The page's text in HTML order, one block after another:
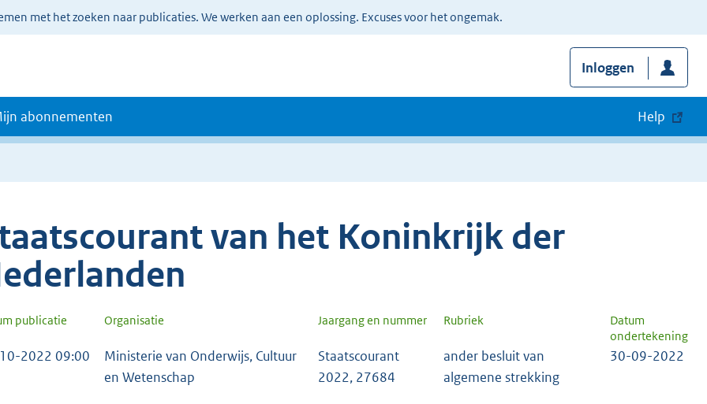
met het zoeken naar publicaties. We werken aan een oplossing. Excuses voor het ongemak.
Inloggen
abonnementen Help
van het Koninkrijk der
publicatie Organisatie Jaargang en nummer Rubriek
Datum
ondertekening
2022 09:00
Ministerie van Onderwijs, Cultuur
en Wetenschap
Staatscourant
2022, 27684
ander besluit van
algemene strekking
30-09-2022